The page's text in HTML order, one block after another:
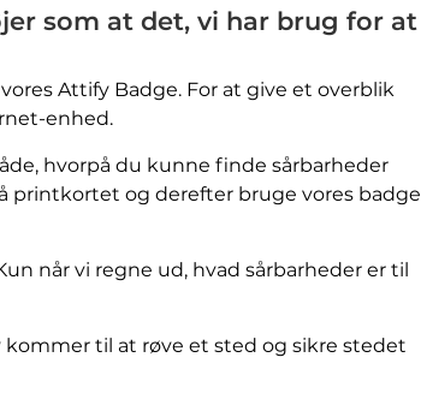
som at det, vi har brug for at
Attify Badge. For at give et overblik
enhed.
hvorpå du kunne finde sårbarheder
printkortet og derefter bruge vores badge
når vi regne ud, hvad sårbarheder er til
til at røve et sted og sikre stedet